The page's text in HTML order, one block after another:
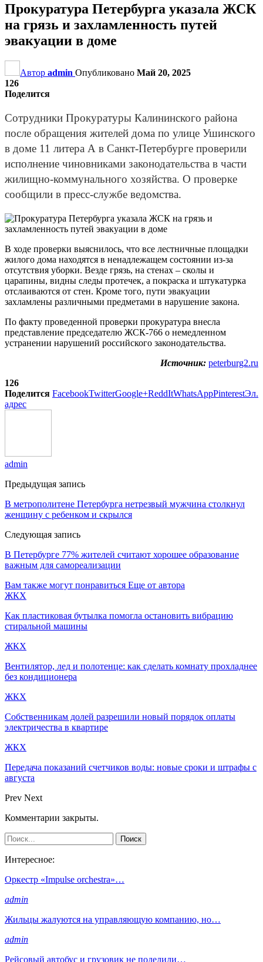
Прокуратура Петербурга указала ЖСК
на грязь и захламленность путей
эвакуации в доме
Автор admin Опубликовано Май 20, 2025
126
Поделится
Сотрудники Прокуратуры Калининского района
после обращения жителей дома по улице Ушинского
в доме 11 литера А в Санкт-Петербурге проверили
исполнение чиновниками законодательства в части
жилищно-коммунального хозяйства. О проверке
сообщили в пресс-службе ведомства.
В ходе проверки выяснилось, что все лестничные площадки
жилого дома находятся в ненадлежащем состоянии из-за
отсутствия уборки. Везде грязь, на стенах – сколы и
царапины, видны следы протечек, а покраска и штукатурка
отслаиваются от стен. Кроме того, пути эвакуации
захламлены различными предметами в нарушение закона.
По факту проведенной проверки прокуратура внесла
представление председателю ЖСК-766 о немедленном
устранении нарушений российского законодательства.
Источник: peterburg2.ru
126
Поделится FacebookTwitterGoogle+ReddItWhatsAppPinterestЭл.
адрес
admin
Предыдущая запись
В метрополитене Петербурга нетрезвый мужчина столкнул
женщину с ребенком и скрылся
Следующая запись
В Петербурге 77% жителей считают хорошее образование
важным для самореализации
Вам также могут понравиться Еще от автора
ЖКХ
Как пластиковая бутылка помогла остановить вибрацию
стиральной машины
ЖКХ
Вентилятор, лед и полотенце: как сделать комнату прохладнее
без кондиционера
ЖКХ
Собственникам долей разрешили новый порядок оплаты
электричества в квартире
ЖКХ
Передача показаний счетчиков воды: новые сроки и штрафы с
августа
Prev Next
Комментарии закрыты.
Интересное:
Оркестр «Impulse orchestra»…
admin
Жильцы жалуются на управляющую компанию, но…
admin
Рейсовый автобус и грузовик не поделили…